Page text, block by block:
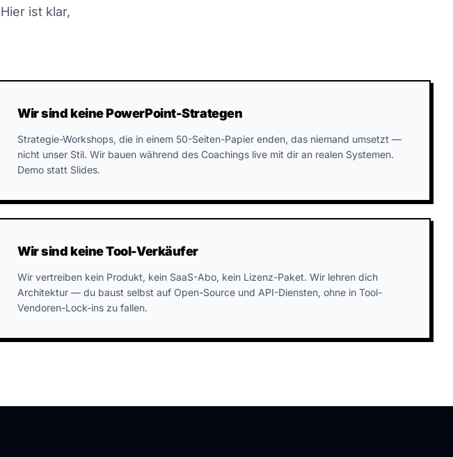
ist klar,
Wir sind keine PowerPoint-Strategen
Strategie-Workshops, die in einem 50-Seiten-Papier enden, das niemand umsetzt —
nicht unser Stil. Wir bauen während des Coachings live mit dir an realen Systemen.
Demo statt Slides.
Wir sind keine Tool-Verkäufer
Wir vertreiben kein Produkt, kein SaaS-Abo, kein Lizenz-Paket. Wir lehren dich
Architektur — du baust selbst auf Open-Source und API-Diensten, ohne in Tool-
Vendoren-Lock-ins zu fallen.